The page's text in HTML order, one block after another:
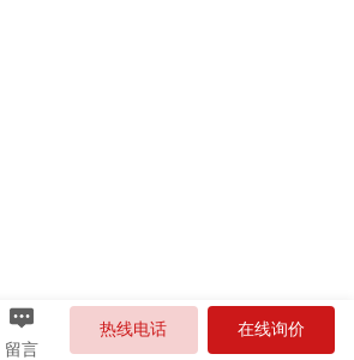
留言
热线电话 在线询价